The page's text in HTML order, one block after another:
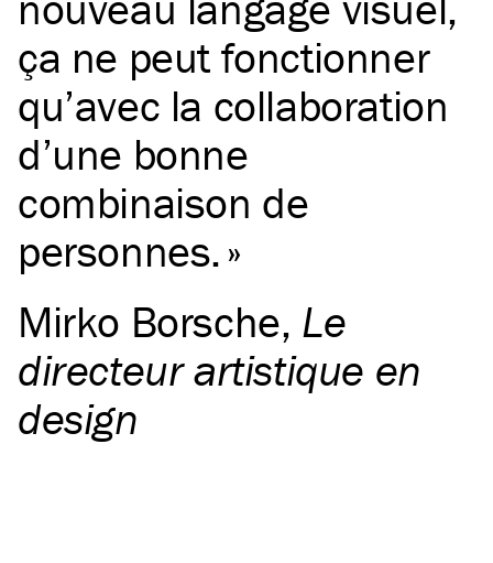
ça ne peut fonctionner
qu’avec la collaboration
d’une bonne
combinaison de
personnes.
Mirko Borsche, Le
directeur artistique en
design